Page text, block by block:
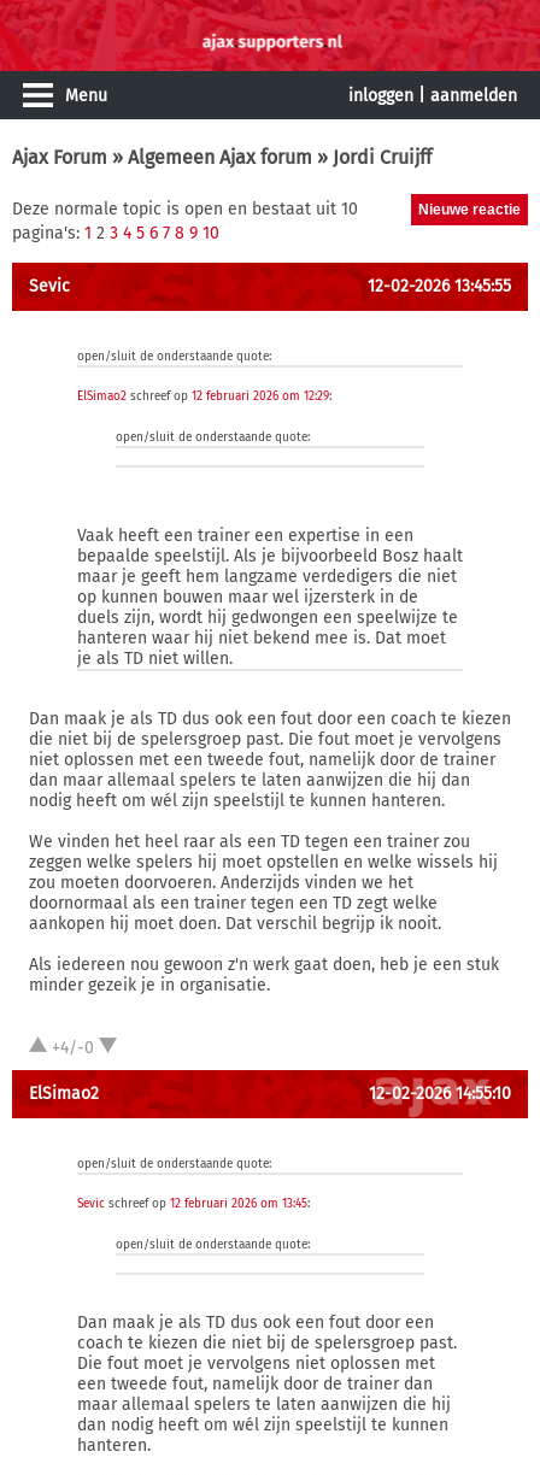
Menu inloggen aanmelden
Ajax Forum » Algemeen Ajax forum » Jordi Cruijff
Deze normale topic is open en bestaat uit 10
pagina's: 1 2 3 4 5 6 7 8 9 10
Sevic 12-02-2026 13:45:55
open/sluit de onderstaande quote:
ElSimao2 schreef op 12 februari 2026 om 12:29:
open/sluit de onderstaande quote:
Vaak heeft een trainer een expertise in een
bepaalde speelstijl. Als je bijvoorbeeld Bosz haalt
maar je geeft hem langzame verdedigers die niet
op kunnen bouwen maar wel ijzersterk in de
duels zijn, wordt hij gedwongen een speelwijze te
hanteren waar hij niet bekend mee is. Dat moet
je als TD niet willen.
Dan maak je als TD dus ook een fout door een coach te kiezen
die niet bij de spelersgroep past. Die fout moet je vervolgens
niet oplossen met een tweede fout, namelijk door de trainer
dan maar allemaal spelers te laten aanwijzen die hij dan
nodig heeft om wél zijn speelstijl te kunnen hanteren.
We vinden het heel raar als een TD tegen een trainer zou
zeggen welke spelers hij moet opstellen en welke wissels hij
zou moeten doorvoeren. Anderzijds vinden we het
doornormaal als een trainer tegen een TD zegt welke
aankopen hij moet doen. Dat verschil begrijp ik nooit.
Als iedereen nou gewoon z'n werk gaat doen, heb je een stuk
minder gezeik je in organisatie.
+4/-0
ElSimao2 12-02-2026 14:55:10
open/sluit de onderstaande quote:
Sevic schreef op 12 februari 2026 om 13:45:
open/sluit de onderstaande quote:
Dan maak je als TD dus ook een fout door een
coach te kiezen die niet bij de spelersgroep past.
Die fout moet je vervolgens niet oplossen met
een tweede fout, namelijk door de trainer dan
maar allemaal spelers te laten aanwijzen die hij
dan nodig heeft om wél zijn speelstijl te kunnen
hanteren.